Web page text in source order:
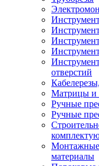
отверстий
Матрицы и
Ручные
Ручные
Монтажные
материалы